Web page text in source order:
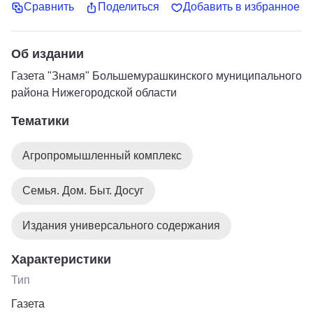
Сравнить Поделиться Добавить в избранное
Об издании
Газета "Знамя" Большемурашкинского муниципального
района Нижегородской области
Тематики
Агропромышленный комплекс
Семья. Дом. Быт. Досуг
Издания универсального содержания
Характеристики
Тип
Газета